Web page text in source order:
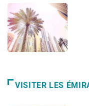
VISITER LES